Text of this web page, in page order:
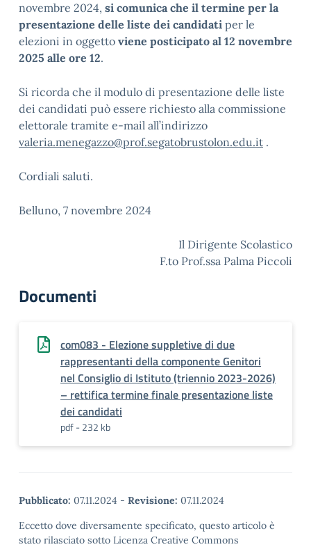
novembre 2024, si comunica che il termine per la
presentazione delle liste dei candidati per le
elezioni in oggetto viene posticipato al 12 novembre
2025 alle ore 12.
Si ricorda che il modulo di presentazione delle liste
dei candidati può essere richiesto alla commissione
elettorale tramite e-mail all’indirizzo
valeria.menegazzo@prof.segatobrustolon.edu.it .
Cordiali saluti.
Belluno, 7 novembre 2024
Il Dirigente Scolastico
F.to Prof.ssa Palma Piccoli
Documenti
com083 - Elezione suppletive di due
rappresentanti della componente Genitori
nel Consiglio di Istituto (triennio 2023-2026)
– rettifica termine finale presentazione liste
dei candidati
pdf - 232 kb
Pubblicato: 07.11.2024 - Revisione: 07.11.2024
Eccetto dove diversamente specificato, questo articolo è
stato rilasciato sotto Licenza Creative Commons